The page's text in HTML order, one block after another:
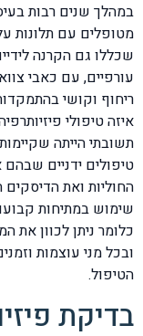
במהלך שנים רבות
מטופלים עם תלונות
שכללו גם הקרנה
עורפיים, עם כאבי
ריחוף וקושי
איזה טיפולי
תשובתי הייתה
טיפולים ידניים
החוליות ואת הדיסקים
שימוש במתיחות
כלומר ניתן לכוון את
ובכל מני עוצמות
הטיפול.
בדיקת